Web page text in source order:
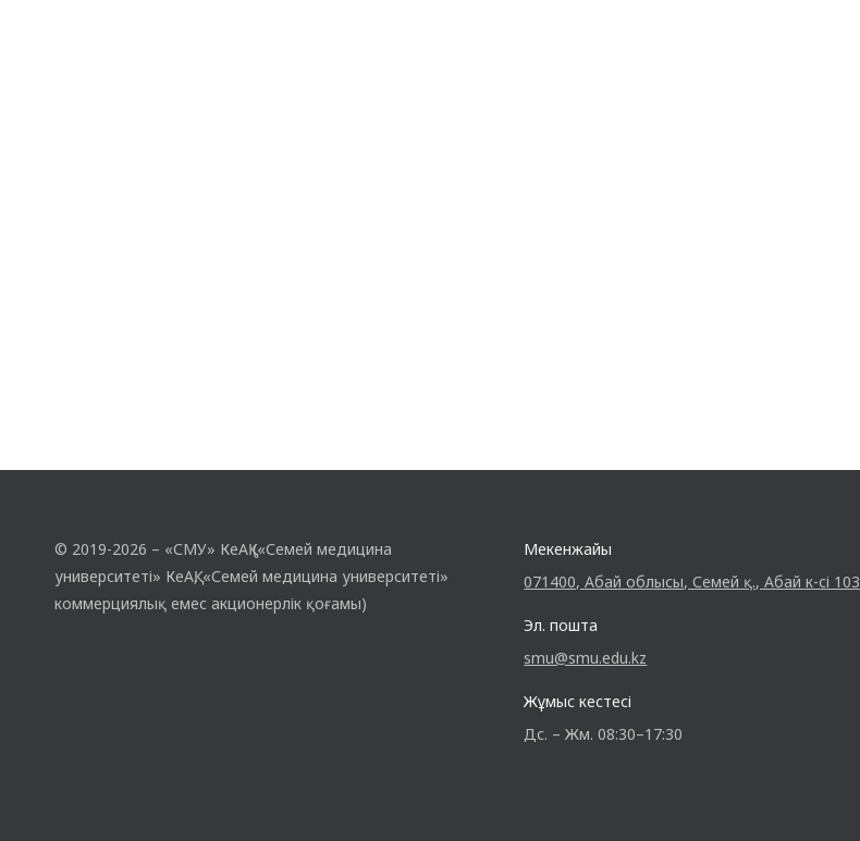
© 2019-2026 – «СМУ» КеАҚ («Семей медицина
университеті» КеАҚ, «Семей медицина университеті»
коммерциялық емес акционерлік қоғамы)
Мекенжайы
071400, Абай облысы, Семей қ., Абай к-сі 103
Эл. пошта
smu@smu.edu.kz
Жұмыс кестесі
Дс. – Жм. 08:30–17:30